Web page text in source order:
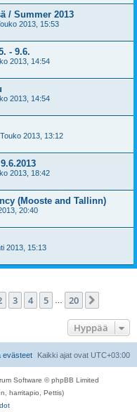
/ Summer 2013
2013, 15:53
- 9.6.
2013, 14:54
2013, 14:54
2013, 13:12
2013, 18:42
(Mooste and Tallinn)
20:40
2013, 15:13
3 4 5 20
Hyppää
Kaikki ajat ovat UTC+03:00
evästeet
Software © phpBB Limited
harritapio, Pettis)